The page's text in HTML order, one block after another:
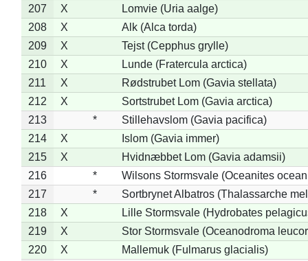
207
X
Lomvie (Uria aalge)
208
X
Alk (Alca torda)
209
X
Tejst (Cepphus grylle)
210
X
Lunde (Fratercula arctica)
211
X
Rødstrubet Lom (Gavia stellata)
212
X
Sortstrubet Lom (Gavia arctica)
213
*
Stillehavslom (Gavia pacifica)
214
X
Islom (Gavia immer)
215
X
Hvidnæbbet Lom (Gavia adamsii)
216
*
Wilsons Stormsvale (Oceanites
217
*
Sortbrynet Albatros (Thalassarche
218
X
Lille Stormsvale (Hydrobates
219
X
Stor Stormsvale (Oceanodroma
220
X
Mallemuk (Fulmarus glacialis)